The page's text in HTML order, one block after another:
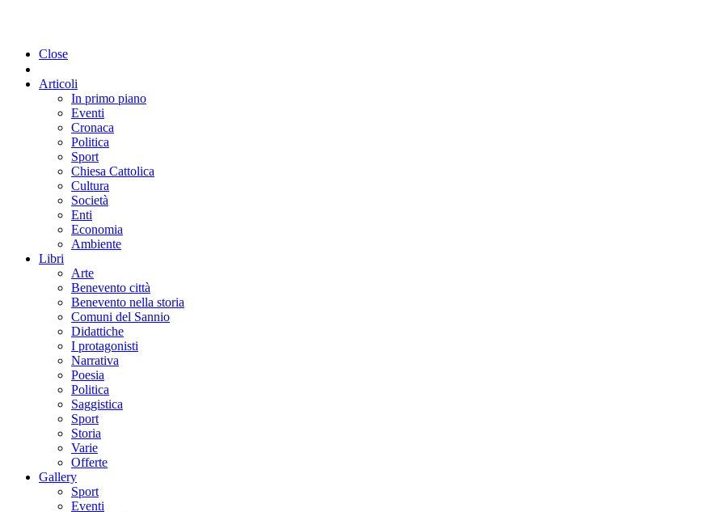
Close
Articoli
In primo piano
Eventi
Cronaca
Politica
Sport
Chiesa Cattolica
Cultura
Società
Enti
Economia
Ambiente
Libri
Arte
Benevento città
Benevento nella storia
Comuni del Sannio
Didattiche
I protagonisti
Narrativa
Poesia
Politica
Saggistica
Sport
Storia
Varie
Offerte
Gallery
Sport
Eventi